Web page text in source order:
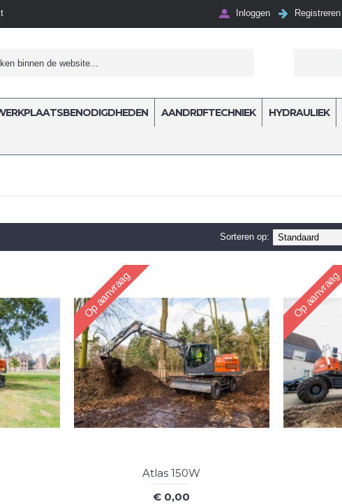
Inloggen Registreren
AANDRIJFTECHNIEK HYDRAULIEK
Sorteren op:
Op aanvraag
Atlas 150W
€ 0,00
Op aanvraag